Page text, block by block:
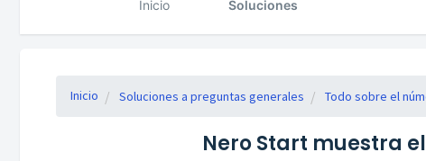
Inicio Soluciones
Inicio Soluciones a preguntas generales Todo sobre el
Nero Start muestra